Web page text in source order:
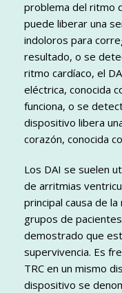
problema del ritmo
puede liberar una
indoloros para
resultado, o se
ritmo cardíaco, el
eléctrica, conocida
funciona, o se
dispositivo libera
corazón, conocida
Los DAI se suelen
de arritmias
principal causa de
grupos de
demostrado que
supervivencia. Es
TRC en un mismo
dispositivo se